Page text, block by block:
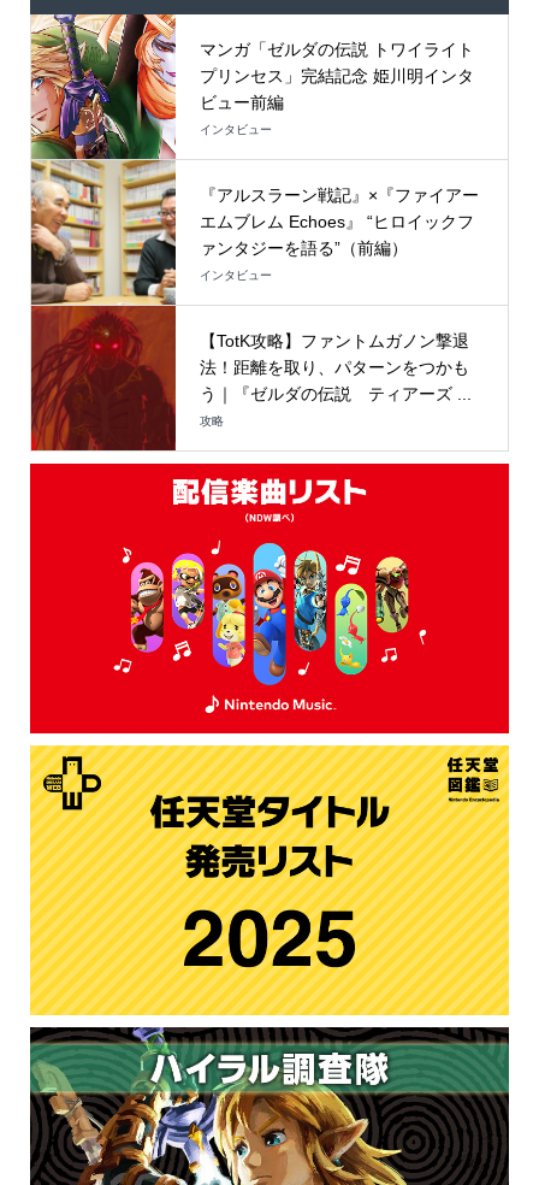
マンガ「ゼルダの伝説 トワイライト
プリンセス」完結記念 姫川明インタ
ビュー前編
インタビュー
『アルスラーン戦記』×『ファイアー
エムブレム Echoes』 “ヒロイックフ
ァンタジーを語る”（前編）
インタビュー
【TotK攻略】ファントムガノン撃退
法！距離を取り、パターンをつかも
う｜『ゼルダの伝説 ティアーズ ...
攻略